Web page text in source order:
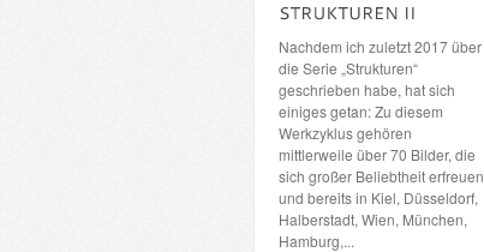
Nachdem ich zuletzt 2017 über
die Serie „Strukturen“
geschrieben habe, hat sich
einiges getan: Zu diesem
Werkzyklus gehören
mittlerweile über 70 Bilder, die
sich großer Beliebtheit erfreuen
und bereits in Kiel, Düsseldorf,
Halberstadt, Wien, München,
Hamburg,...